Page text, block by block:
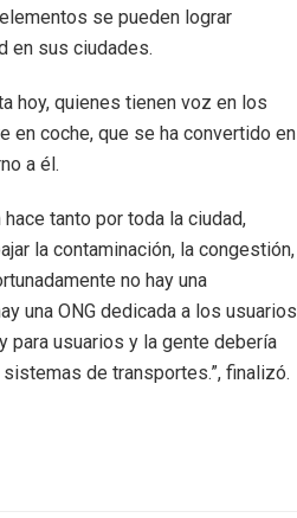
se pueden lograr
en sus ciudades.
hoy, quienes tienen voz en los
en coche, que se ha convertido en
a él.
tanto por toda la ciudad,
la contaminación, la congestión,
no hay una
una ONG dedicada a los usuarios
para usuarios y la gente debería
de transportes.”, finalizó.